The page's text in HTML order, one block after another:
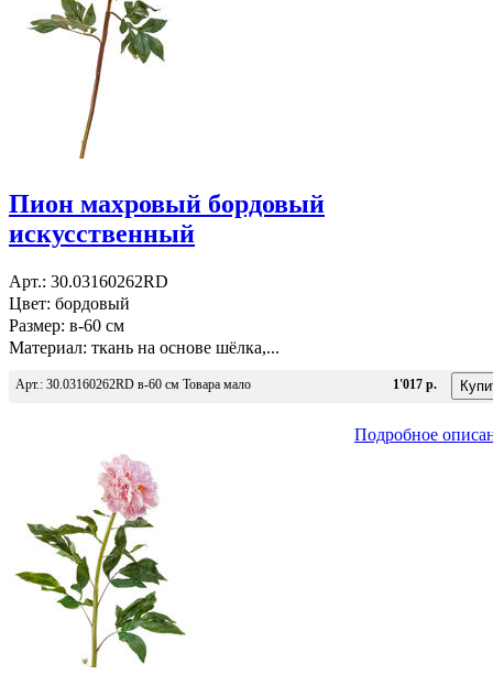
Пион махровый бордовый
искусственный
Арт.: 30.03160262RD
Цвет: бордовый
Размер: в-60 см
Материал: ткань на основе шёлка,...
Арт.: 30.03160262RD в-60 см Товара мало 1'017 р.
Подробное